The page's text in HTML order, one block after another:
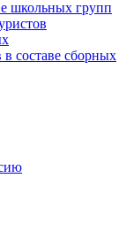
школьных групп
составе сборных